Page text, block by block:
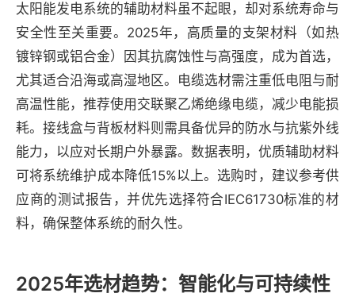
太阳能发电系统的辅助材料虽不起眼，却对系统寿命与
安全性至关重要。2025年，高质量的支架材料（如热
镀锌钢或铝合金）因其抗腐蚀性与高强度，成为首选，
尤其适合沿海或高湿地区。电缆选材需注重低电阻与耐
高温性能，推荐使用交联聚乙烯绝缘电缆，减少电能损
耗。接线盒与背板材料则需具备优异的防水与抗紫外线
能力，以应对长期户外暴露。数据表明，优质辅助材料
可将系统维护成本降低15%以上。选购时，建议参考供
应商的测试报告，并优先选择符合IEC61730标准的材
料，确保整体系统的耐久性。
2025年选材趋势：智能化与可持续性